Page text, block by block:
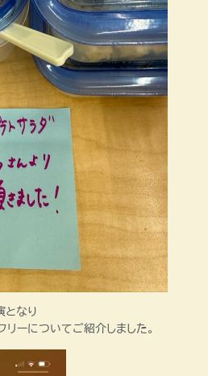
なり
リーについてご紹介しました。